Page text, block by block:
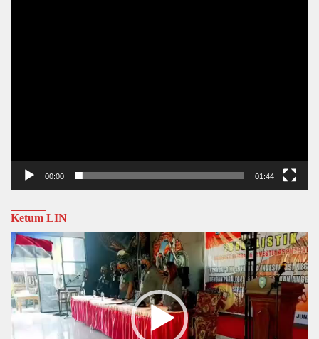
00:00 01:44
Ketum LIN
Video
Player